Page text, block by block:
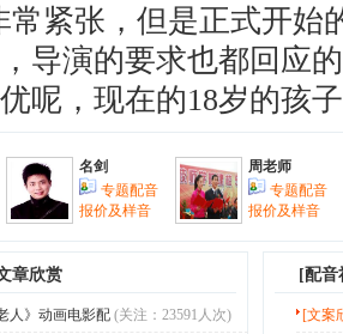
常紧张，但是正式开
导演的要求也都回应
呢，现在的18岁的孩
名剑
专题配音
报价及样音
周老师
专题配音
报价及样音
章欣赏
人》动画电影配 (关注：23591人次)
[配音
[文案